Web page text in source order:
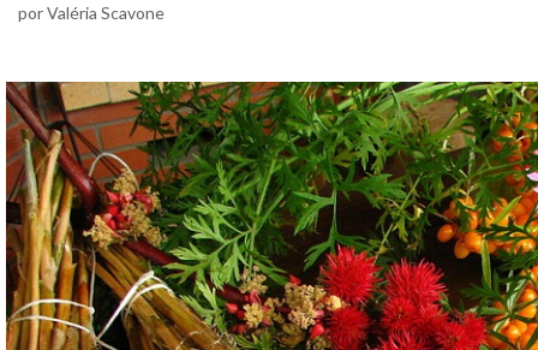
por Valéria Scavone